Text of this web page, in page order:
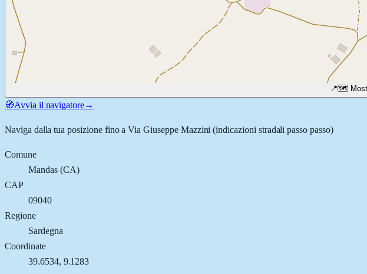
📍🗺️
🧭Avvia il navigatore→
Naviga dalla tua posizione fino aVia Giuseppe Mazzini (indicazioni stradali passo passo)
Comune
Mandas(CA)
CAP
09040
Regione
Sardegna
Coordinate
39.6534, 9.1283